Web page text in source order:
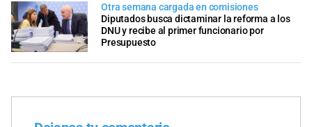
Otra semana cargada en comisiones
Diputados busca dictaminar la reforma a los
DNU y recibe al primer funcionario por
Presupuesto